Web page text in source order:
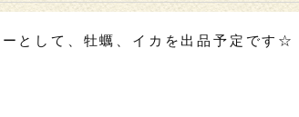
として、牡蠣、イカを出品予定です☆